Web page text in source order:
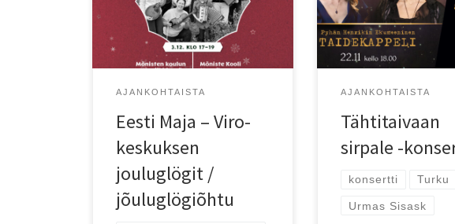
keskuksen jouluglögeille 3.12. klo
AJANKOHTAISTA
Eesti Maja – Viro-
keskuksen
jouluglögit /
jõuluglögiõhtu
kunnioitetaan säveltäjä
Sisaskia.
AJANKOHTAISTA
Tähtitaivaan
sirpale -
konsertti Turku
Urmas Sisask